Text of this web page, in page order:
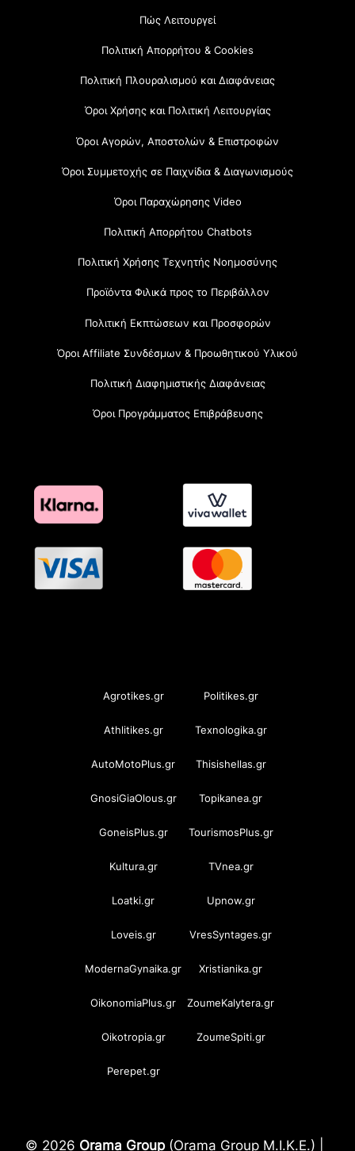
Πώς Λειτουργεί
Πολιτική Απορρήτου & Cookies
Πολιτική Πλουραλισμού και Διαφάνειας
Όροι Χρήσης και Πολιτική Λειτουργίας
Όροι Αγορών, Αποστολών & Επιστροφών
Όροι Συμμετοχής σε Παιχνίδια & Διαγωνισμούς
Όροι Παραχώρησης Video
Πολιτική Απορρήτου Chatbots
Πολιτική Χρήσης Τεχνητής Νοημοσύνης
Προϊόντα Φιλικά προς το Περιβάλλον
Πολιτική Εκπτώσεων και Προσφορών
Όροι Affiliate Συνδέσμων & Προωθητικού Υλικού
Πολιτική Διαφημιστικής Διαφάνειας
Όροι Προγράμματος Επιβράβευσης
Agrotikes.gr Politikes.gr
Athlitikes.gr Texnologika.gr
AutoMotoPlus.gr Thisishellas.gr
GnosiGiaOlous.gr Topikanea.gr
GoneisPlus.gr TourismosPlus.gr
Kultura.gr TVnea.gr
Loatki.gr Upnow.gr
Loveis.gr VresSyntages.gr
ModernaGynaika.gr Xristianika.gr
OikonomiaPlus.gr ZoumeKalytera.gr
Oikotropia.gr ZoumeSpiti.gr
Perepet.gr
© 2026 Orama Group(Orama Group Μ.Ι.Κ.Ε.) |